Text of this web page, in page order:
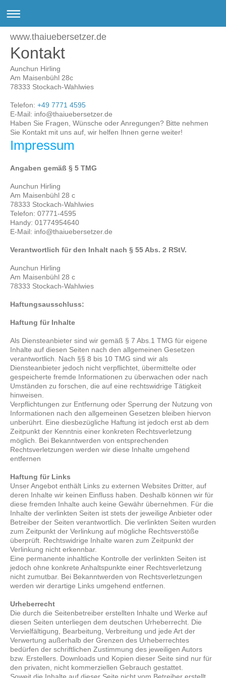
www.thaiuebersetzer.de
Kontakt
Aunchun Hirling
Am Maisenbühl 28c
78333 Stockach-Wahlwies
Telefon: +49 7771 4595
E-Mail: info@thaiuebersetzer.de
Haben Sie Fragen, Wünsche oder Anregungen? Bitte nehmen
Sie Kontakt mit uns auf, wir helfen Ihnen gerne weiter!
Impressum
Angaben gemäß § 5 TMG
Aunchun Hirling
Am Maisenbühl 28 c
78333 Stockach-Wahlwies
Telefon: 07771-4595
Handy: 01774954640
E-Mail: info@thaiuebersetzer.de
Verantwortlich für den Inhalt nach § 55 Abs. 2 RStV.
Aunchun Hirling
Am Maisenbühl 28 c
78333 Stockach-Wahlwies
Haftungsausschluss:
Haftung für Inhalte
Als Diensteanbieter sind wir gemäß § 7 Abs.1 TMG für eigene
Inhalte auf diesen Seiten nach den allgemeinen Gesetzen
verantwortlich. Nach §§ 8 bis 10 TMG sind wir als
Diensteanbieter jedoch nicht verpflichtet, übermittelte oder
gespeicherte fremde Informationen zu überwachen oder nach
Umständen zu forschen, die auf eine rechtswidrige Tätigkeit
hinweisen.
Verpflichtungen zur Entfernung oder Sperrung der Nutzung von
Informationen nach den allgemeinen Gesetzen bleiben hiervon
unberührt. Eine diesbezügliche Haftung ist jedoch erst ab dem
Zeitpunkt der Kenntnis einer konkreten Rechtsverletzung
möglich. Bei Bekanntwerden von entsprechenden
Rechtsverletzungen werden wir diese Inhalte umgehend
entfernen
Haftung für Links
Unser Angebot enthält Links zu externen Websites Dritter, auf
deren Inhalte wir keinen Einfluss haben. Deshalb können wir für
diese fremden Inhalte auch keine Gewähr übernehmen. Für die
Inhalte der verlinkten Seiten ist stets der jeweilige Anbieter oder
Betreiber der Seiten verantwortlich. Die verlinkten Seiten wurden
zum Zeitpunkt der Verlinkung auf mögliche Rechtsverstöße
überprüft. Rechtswidrige Inhalte waren zum Zeitpunkt der
Verlinkung nicht erkennbar.
Eine permanente inhaltliche Kontrolle der verlinkten Seiten ist
jedoch ohne konkrete Anhaltspunkte einer Rechtsverletzung
nicht zumutbar. Bei Bekanntwerden von Rechtsverletzungen
werden wir derartige Links umgehend entfernen.
Urheberrecht
Die durch die Seitenbetreiber erstellten Inhalte und Werke auf
diesen Seiten unterliegen dem deutschen Urheberrecht. Die
Vervielfältigung, Bearbeitung, Verbreitung und jede Art der
Verwertung außerhalb der Grenzen des Urheberrechtes
bedürfen der schriftlichen Zustimmung des jeweiligen Autors
bzw. Erstellers. Downloads und Kopien dieser Seite sind nur für
den privaten, nicht kommerziellen Gebrauch gestattet.